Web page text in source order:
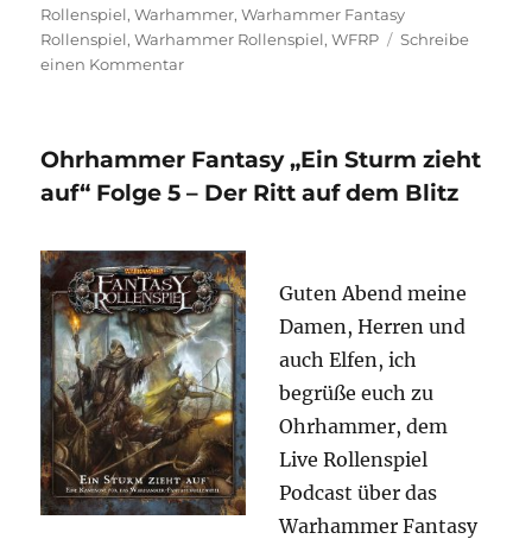
Rollenspiel,Warhammer,Warhammer Fantasy
Rollenspiel,Warhammer Rollenspiel,WFRP
Schreibe
einen Kommentarzu
of
Blood“
Ohrhammer Fantasy „Ein Sturm zieht
auf“ Folge 5 – Der Ritt auf dem Blitz
Guten Abend meine
Damen, Herren und
auch Elfen, ich
begrüße euch zu
Ohrhammer, dem
Live Rollenspiel
Podcast über das
Warhammer Fantasy